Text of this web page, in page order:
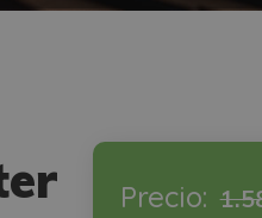
Precio: